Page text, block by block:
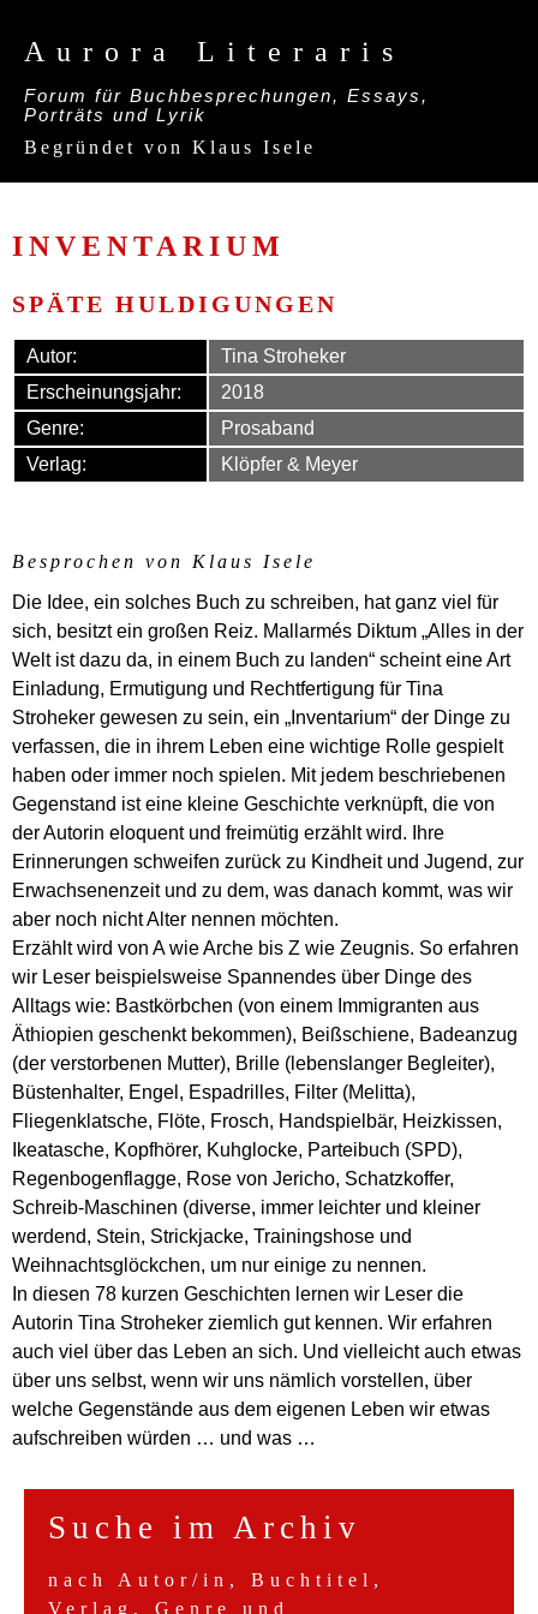
Aurora Literaris
Forum für Buchbesprechungen, Essays,
Porträts und Lyrik
Begründet von Klaus Isele
INVENTARIUM
SPÄTE HULDIGUNGEN
Autor:
Tina Stroheker
Erscheinungsjahr:
2018
Genre:
Prosaband
Verlag:
Klöpfer & Meyer
Besprochen von Klaus Isele
Die Idee, ein solches Buch zu schreiben, hat ganz viel für
sich, besitzt ein großen Reiz. Mallarmés Diktum „Alles in der
Welt ist dazu da, in einem Buch zu landen“ scheint eine Art
Einladung, Ermutigung und Rechtfertigung für Tina
Stroheker gewesen zu sein, ein „Inventarium“ der Dinge zu
verfassen, die in ihrem Leben eine wichtige Rolle gespielt
haben oder immer noch spielen. Mit jedem beschriebenen
Gegenstand ist eine kleine Geschichte verknüpft, die von
der Autorin eloquent und freimütig erzählt wird. Ihre
Erinnerungen schweifen zurück zu Kindheit und Jugend, zur
Erwachsenenzeit und zu dem, was danach kommt, was wir
aber noch nicht Alter nennen möchten.
Erzählt wird von A wie Arche bis Z wie Zeugnis. So erfahren
wir Leser beispielsweise Spannendes über Dinge des
Alltags wie: Bastkörbchen (von einem Immigranten aus
Äthiopien geschenkt bekommen), Beißschiene, Badeanzug
(der verstorbenen Mutter), Brille (lebenslanger Begleiter),
Büstenhalter, Engel, Espadrilles, Filter (Melitta),
Fliegenklatsche, Flöte, Frosch, Handspielbär, Heizkissen,
Ikeatasche, Kopfhörer, Kuhglocke, Parteibuch (SPD),
Regenbogenflagge, Rose von Jericho, Schatzkoffer,
Schreib-Maschinen (diverse, immer leichter und kleiner
werdend, Stein, Strickjacke, Trainingshose und
Weihnachtsglöckchen, um nur einige zu nennen.
In diesen 78 kurzen Geschichten lernen wir Leser die
Autorin Tina Stroheker ziemlich gut kennen. Wir erfahren
auch viel über das Leben an sich. Und vielleicht auch etwas
über uns selbst, wenn wir uns nämlich vorstellen, über
welche Gegenstände aus dem eigenen Leben wir etwas
aufschreiben würden … und was …
Suche im Archiv
nach Autor/in, Buchtitel,
Verlag, Genre und